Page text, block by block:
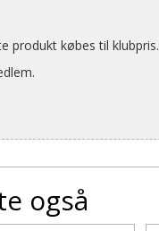
produkt købes til klubpris.
også